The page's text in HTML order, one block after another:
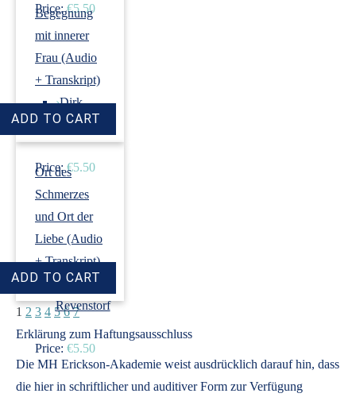
Price: €5.50
Begegnung
mit innerer
Frau (Audio
+ Transkript)
›Dirk
Revenstorf
Price: €5.50
Ort des
Schmerzes
und Ort der
Liebe (Audio
+ Transkript)
›Dirk
Revenstorf
Price: €5.50
1 2 3 4 5 6 7
Erklärung zum Haftungsausschluss
Die MH Erickson-Akademie weist ausdrücklich darauf hin, dass
die hier in schriftlicher und auditiver Form zur Verfügung